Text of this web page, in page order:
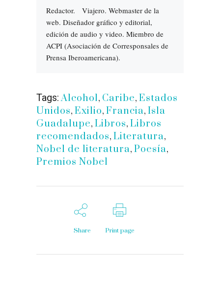
Redactor. Viajero. Webmaster de la
web. Diseñador gráfico y editorial,
edición de audio y video. Miembro de
ACPI (Asociación de Corresponsales de
Prensa Iberoamericana).
Tags: Alcohol, Caribe, Estados
Unidos, Exilio, Francia, Isla
Guadalupe, Libros, Libros
recomendados, Literatura,
Nobel de literatura, Poesía,
Premios Nobel
Share Print page